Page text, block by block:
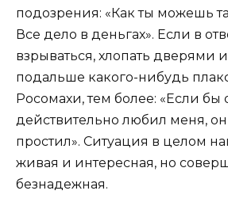
подозрения: «Как ты можешь
Все дело в деньгах». Если в
взрываться, хлопать дверями
подальше какого-нибудь
Росомахи, тем более: «Если бы
действительно любил меня,
простил». Ситуация в целом
живая и интересная, но
безнадежная.